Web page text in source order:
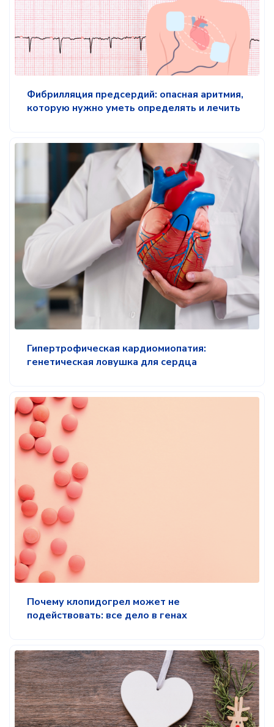
Фибрилляция предсердий: опасная аритмия,
которую нужно уметь определять и лечить
Гипертрофическая кардиомиопатия:
генетическая ловушка для сердца
Почему клопидогрел может не
подействовать: все дело в генах